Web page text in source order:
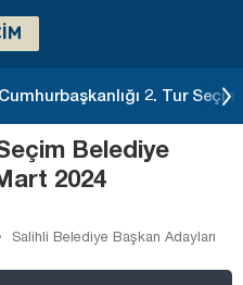
2. Tur
Belediye
2024
Salihli Belediye Başkan Adayları